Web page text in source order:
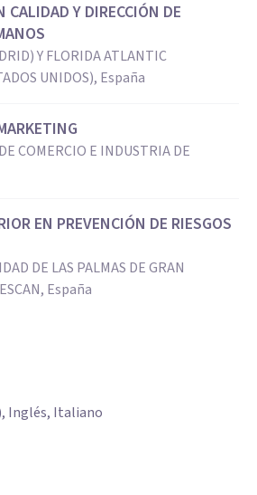
CALIDAD Y DIRECCIÓN DE
Y FLORIDA ATLANTIC
UNIDOS), España
COMERCIO E INDUSTRIA DE
EN PREVENCIÓN DE RIESGOS
DE LAS PALMAS DE GRAN
España
Inglés, Italiano